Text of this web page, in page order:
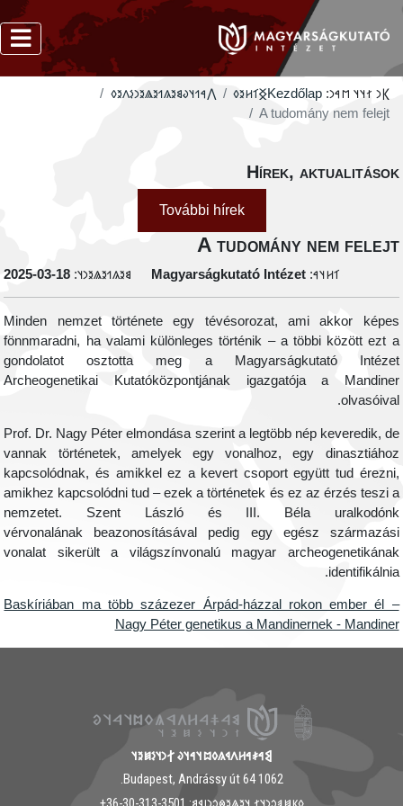
𐲞𐳙 𐳐𐳦𐳦 𐳮𐳀𐳙:
Kezdőlap
‮𐲏𐳑𐳢𐳉𐳓
‮𐲤𐳀𐳒𐳦𐳜𐳘𐳉𐳍𐳒𐳉𐳖𐳉𐳙𐳋𐳤𐳉𐳓
A tudomány nem felejt
Hírek,
További hírek
A tudomány nem
𐳑𐳢𐳦𐳀:
Magyarságkutató Intézet
𐳘𐳉𐳍𐳒𐳉𐳖𐳉𐳙𐳦:
‭2025-03-18
Minden nemzet története egy tévésorozat, ami akkor
fönnmaradni, ha valami különleges történik – a többi között ezt
gondolatot osztotta meg a Magyarságkutató
Archeogenetikai Kutatóközpontjának igazgatója a
Prof. Dr. Nagy Péter elmondása szerint a legtöbb nép keveredik,
vannak történetek, amelyek egy vonalhoz, egy
kapcsolódnak, és amikkel ez a kevert csoport együtt tud
amikhez kapcsolódni tud – ezek a történetek és ez az érzés teszi
nemzetet. Szent László és III. Béla
vérvonalának
beazonosításával pedig egy egész
vonalat sikerült a világszínvonalú magyar
Baskíriában ma több százezer Árpád-házzal rokon ember él
Nagy Péter genetikus a Mandinernek -
𐲘𐳀𐳎𐳀𐳢𐳤𐳁𐳍𐳓𐳪𐳦𐳀𐳦𐳜 𐲐𐳙𐳦𐳋𐳯𐳉𐳦
1062 Budapest, Andrássy út 64.